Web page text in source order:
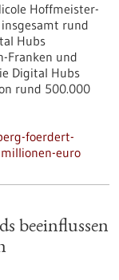
Hoffmeister-
rund
Hubs
Franken und
Digital Hubs
rund 500.000
foerdert-
euro
beeinflussen